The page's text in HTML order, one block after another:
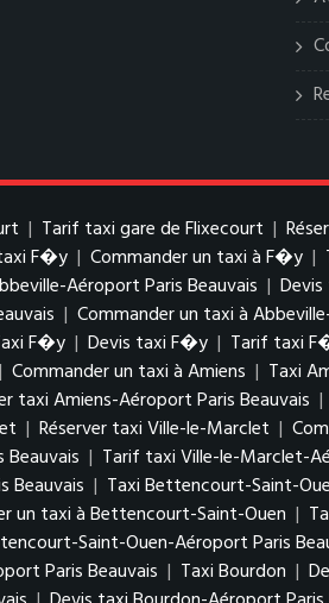
| Tarif taxi gare de Flixecourt |
F�y | Commander un taxi à F�y |
Aéroport Paris Beauvais |
| Commander un taxi à
F�y | Devis taxi F�y | Tarif taxi
| Commander un taxi à Amiens | Taxi
taxi Amiens-Aéroport Paris Beauvais |
| Réserver taxi Ville-le-Marclet |
| Tarif taxi Ville-le-Marclet-
Beauvais | Taxi Bettencourt-Saint-
un taxi à Bettencourt-Saint-Ouen |
Saint-Ouen-Aéroport Paris
Paris Beauvais | Taxi Bourdon |